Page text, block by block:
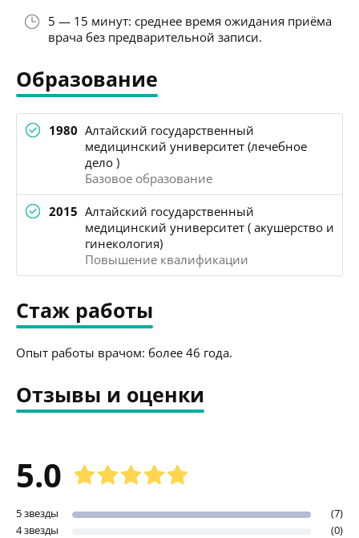
5 — 15 минут: среднее время ожидания приёма
врача без предварительной записи.
Образование
1980 Алтайский государственный
медицинский университет (лечебное
дело )
Базовое образование
2015 Алтайский государственный
медицинский университет ( акушерство и
гинекология)
Повышение квалификации
Стаж работы
Опыт работы врачом: более 46 года.
Отзывы и оценки
5.0
5 звезды
(7)
4 звезды
(0)